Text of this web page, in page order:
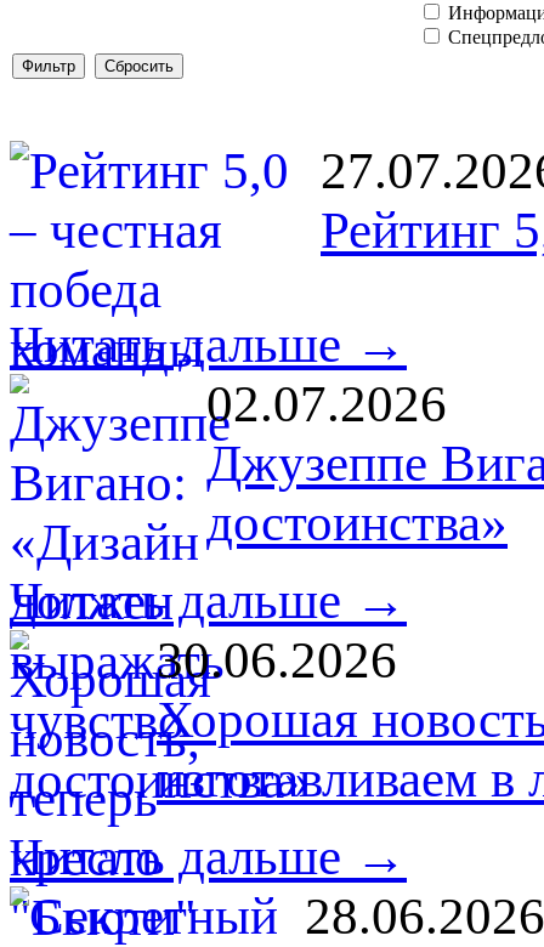
Рейтинг
Читать дальше →
02.07.2026
Джузеппе
достоинства»
Читать дальше →
30.06.2026
Хорошая
изготавливаем
Читать дальше →
28.06.2026